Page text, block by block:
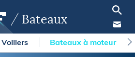
Bateaux
Voiliers Bateaux à moteur